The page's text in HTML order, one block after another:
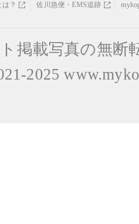
？ 佐川急便・EMS追跡
掲載写真の無断
2025